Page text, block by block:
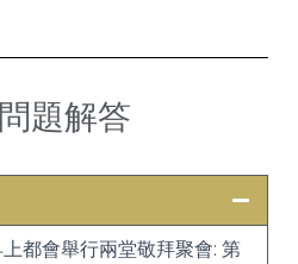
題解答
都會舉行兩堂敬拜聚會: 第